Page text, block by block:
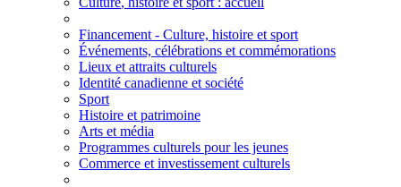
Financement - Culture, histoire et sport
Événements, célébrations et commémorations
Lieux et attraits culturels
Identité canadienne et société
Sport
Histoire et patrimoine
Arts et média
Programmes culturels pour les jeunes
Commerce et investissement culturels